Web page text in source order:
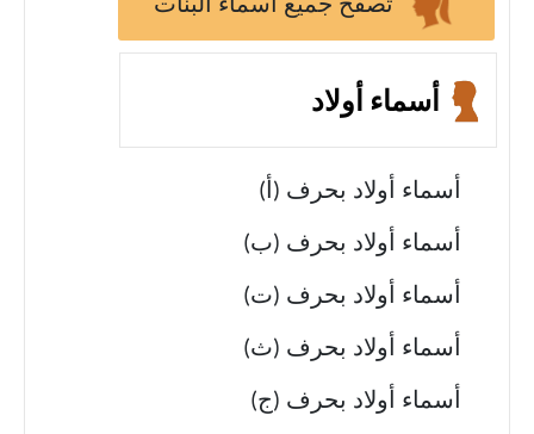
تصفح جميع أسماء البنات
أسماء أولاد
أسماء أولاد بحرف (أ)
أسماء أولاد بحرف (ب)
أسماء أولاد بحرف (ت)
أسماء أولاد بحرف (ث)
أسماء أولاد بحرف (ج)